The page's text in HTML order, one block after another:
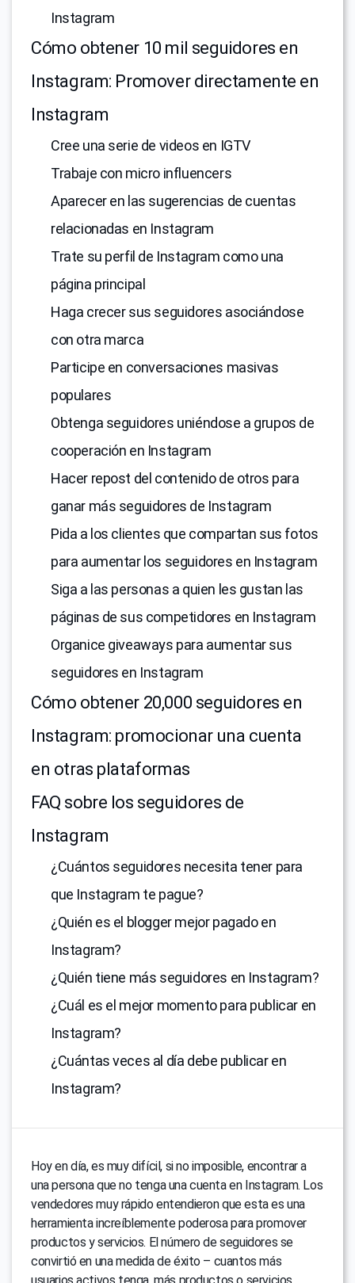
Instagram
Cómo obtener 10 mil seguidores en
Instagram: Promover directamente en
Instagram
Cree una serie de videos en IGTV
Trabaje con micro influencers
Aparecer en las sugerencias de cuentas
relacionadas en Instagram
Trate su perfil de Instagram como una
página principal
Haga crecer sus seguidores asociándose
con otra marca
Participe en conversaciones masivas
populares
Obtenga seguidores uniéndose a grupos de
cooperación en Instagram
Hacer repost del contenido de otros para
ganar más seguidores de Instagram
Pida a los clientes que compartan sus fotos
para aumentar los seguidores en Instagram
Siga a las personas a quien les gustan las
páginas de sus competidores en Instagram
Organice giveaways para aumentar sus
seguidores en Instagram
Cómo obtener 20,000 seguidores en
Instagram: promocionar una cuenta
en otras plataformas
FAQ sobre los seguidores de
Instagram
¿Cuántos seguidores necesita tener para
que Instagram te pague?
¿Quién es el blogger mejor pagado en
Instagram?
¿Quién tiene más seguidores en Instagram?
¿Cuál es el mejor momento para publicar en
Instagram?
¿Cuántas veces al día debe publicar en
Instagram?
Hoy en día, es muy difícil, si no imposible, encontrar a
una persona que no tenga una cuenta en Instagram. Los
vendedores muy rápido entendieron que esta es una
herramienta increíblemente poderosa para promover
productos y servicios. El número de seguidores se
convirtió en una medida de éxito – cuantos más